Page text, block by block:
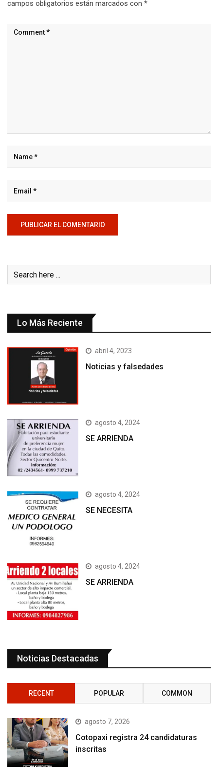
campos obligatorios están marcados con *
Lo Más Reciente
abril 4, 2023
Noticias y falsedades
agosto 4, 2024
SE ARRIENDA
agosto 4, 2024
SE NECESITA
agosto 4, 2024
SE ARRIENDA
Noticias Destacadas
RECENT POPULAR COMMON
agosto 7, 2026
Cotopaxi registra 24 candidaturas
inscritas